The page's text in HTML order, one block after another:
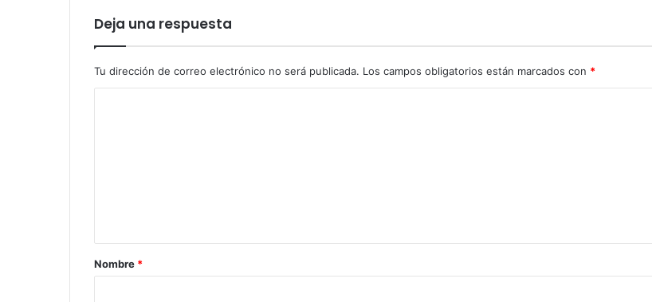
Deja una respuesta
Tu dirección de correo electrónico no será publicada. Los campos obligatorios están marcados con *
a
r
Nombre *